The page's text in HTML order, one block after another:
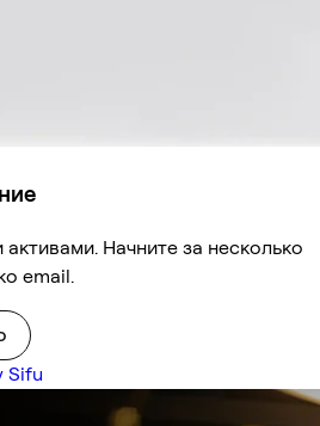
Начните за несколько
email.
Sifu